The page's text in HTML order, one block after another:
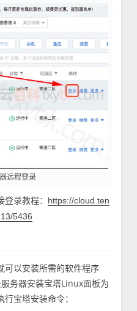
远程登录
录教程：
https://cloud.ten
5436
可以安装所需的软件程序
务器安装宝塔Linux面板为
宝塔安装命令：